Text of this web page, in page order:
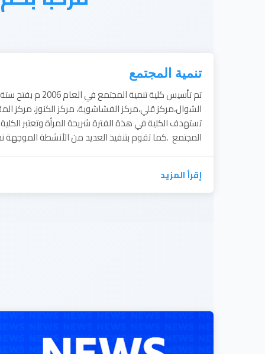
تنمية المجتمع
تم تأسيس كلية تنمية
الشوال،مركز قلي،مركز الفشاشوية، مركز الكنوز، مركز
تستهدف الكلية في هذة الفترة شريحة المرأة وتعتبر
المجتمع .كما تقوم بتنفيذ العديد من الأنشطة الموجهة
إقرأ المزيد